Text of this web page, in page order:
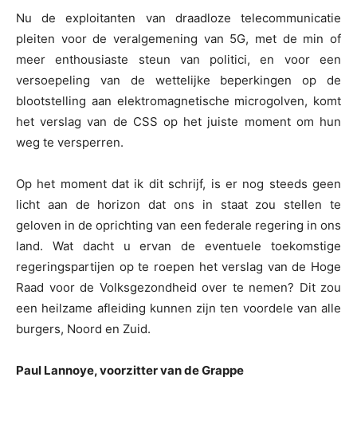
Nu de exploitanten van draadloze telecommunicatie
pleiten voor de veralgemening van 5G, met de min of
meer enthousiaste steun van politici, en voor een
versoepeling van de wettelijke beperkingen op de
blootstelling aan elektromagnetische microgolven, komt
het verslag van de CSS op het juiste moment om hun
weg te versperren.
Op het moment dat ik dit schrijf, is er nog steeds geen
licht aan de horizon dat ons in staat zou stellen te
geloven in de oprichting van een federale regering in ons
land. Wat dacht u ervan de eventuele toekomstige
regeringspartijen op te roepen het verslag van de Hoge
Raad voor de Volksgezondheid over te nemen? Dit zou
een heilzame afleiding kunnen zijn ten voordele van alle
burgers, Noord en Zuid.
Paul Lannoye, voorzitter van de Grappe